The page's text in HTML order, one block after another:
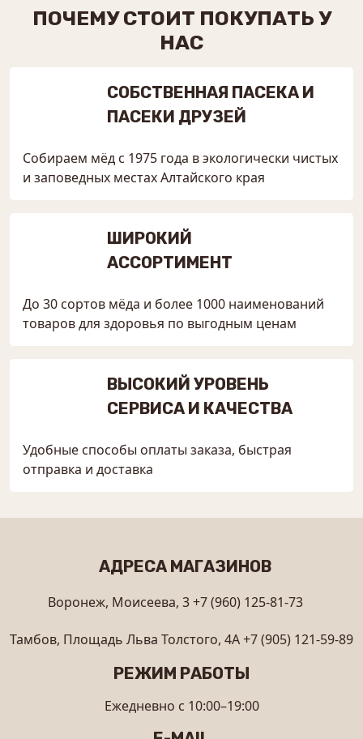
ПОЧЕМУ СТОИТ ПОКУПАТЬ У
НАС
СОБСТВЕННАЯ ПАСЕКА И
ПАСЕКИ ДРУЗЕЙ
Собираем мёд с 1975 года в экологически чистых
и заповедных местах Алтайского края
ШИРОКИЙ
АССОРТИМЕНТ
До 30 сортов мёда и более 1000 наименований
товаров для здоровья по выгодным ценам
ВЫСОКИЙ УРОВЕНЬ
СЕРВИСА И КАЧЕСТВА
Удобные способы оплаты заказа, быстрая
отправка и доставка
АДРЕСА МАГАЗИНОВ
Воронеж, Моисеева, 3+7 (960) 125-81-73
Тамбов, Площадь Льва Толстого, 4А+7 (905) 121-59-89
РЕЖИМ РАБОТЫ
Ежедневно с 10:00–19:00